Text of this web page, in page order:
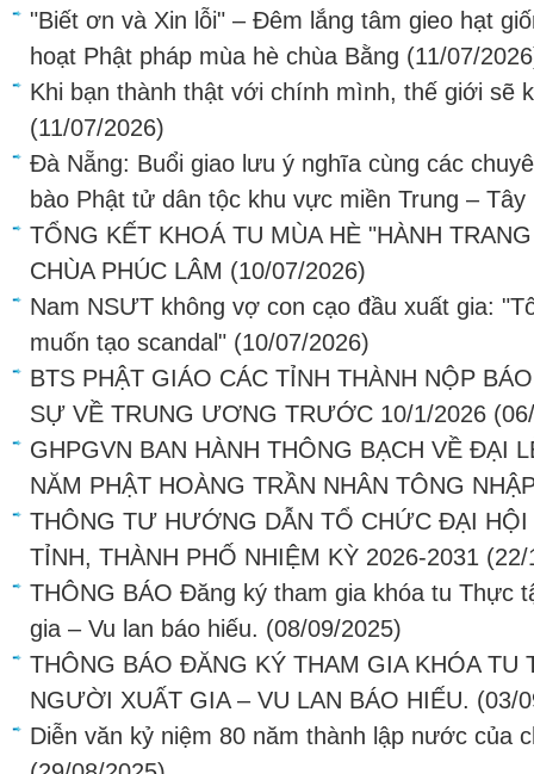
"Biết ơn và Xin lỗi" – Đêm lắng tâm gieo hạt
hoạt Phật pháp mùa hè chùa Bằng (11/07/
Khi bạn thành thật với chính mình, thế giới sẽ
(11/07/2026)
Đà Nẵng: Buổi giao lưu ý nghĩa cùng các
bào Phật tử dân tộc khu vực miền Trung – Tây
TỔNG KẾT KHOÁ TU MÙA HÈ "HÀNH
CHÙA PHÚC LÂM (10/07/2026)
Nam NSƯT không vợ con cạo đầu xuất gia:
muốn tạo scandal" (10/07/2026)
BTS PHẬT GIÁO CÁC TỈNH THÀNH NỘP
SỰ VỀ TRUNG ƯƠNG TRƯỚC 10/1/2026
GHPGVN BAN HÀNH THÔNG BẠCH VỀ ĐẠI
NĂM PHẬT HOÀNG TRẦN NHÂN TÔNG
THÔNG TƯ HƯỚNG DẪN TỔ CHỨC ĐẠI
TỈNH, THÀNH PHỐ NHIỆM KỲ 2026-2031 (22/
THÔNG BÁO Đăng ký tham gia khóa tu Thực
gia – Vu lan báo hiếu. (08/09/2025)
THÔNG BÁO ĐĂNG KÝ THAM GIA KHÓA
NGƯỜI XUẤT GIA – VU LAN BÁO HIẾU. (03/
Diễn văn kỷ niệm 80 năm thành lập nước của